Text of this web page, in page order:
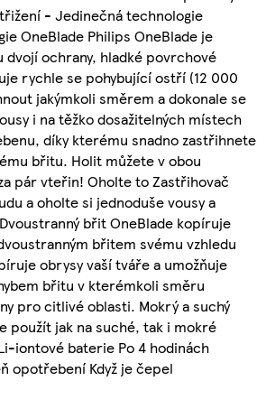
- Jedinečná technologie
OneBlade Philips OneBlade je
ochrany, hladké povrchové
rychle se pohybující ostří (12 000
jakýmkoli směrem a dokonale se
i na těžko dosažitelných místech
díky kterému snadno zastřihnete
břitu. Holit můžete v obou
pár vteřin! Oholte to Zastřihovač
a oholte si jednoduše vousy a
břit OneBlade kopíruje
břitem svému vzhledu
obrysy vaší tváře a umožňuje
břitu v kterémkoli směru
pro citlivé oblasti. Mokrý a suchý
použít jak na suché, tak i mokré
iontové baterie Po 4 hodinách
opotřebení Když je čepel